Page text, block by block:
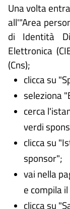
Una volta
all'"Area
di Identità
Elettronica
(Cns);
clicca su
seleziona
cerca
verdi
clicca su
sponsor";
vai nella
e compila
clicca su